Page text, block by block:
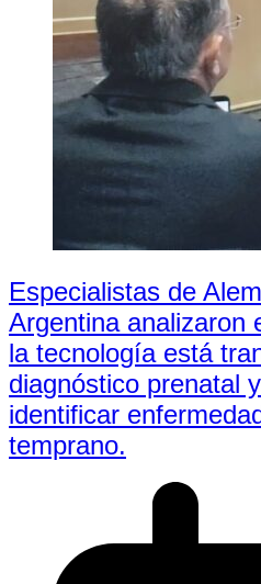
Especialistas de
Argentina analizaron
la tecnología está
diagnóstico prenatal
identificar
temprano.